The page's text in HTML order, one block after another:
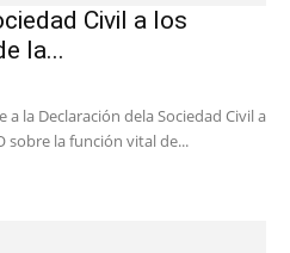
Civil a los
la...
la Declaración dela Sociedad Civil a
sobre la función vital de...